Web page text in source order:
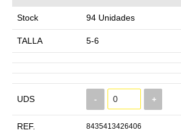
Stock 94 Unidades
TALLA 5-6
UDS - +
REF. 8435413426406